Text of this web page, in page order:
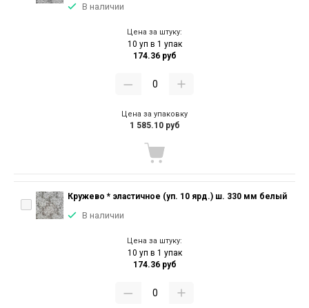
В наличии
Цена за штуку:
10 уп в 1 упак
174.36 руб
Цена за упаковку
1 585.10 руб
Кружево * эластичное (уп. 10 ярд.) ш. 330 мм белый
В наличии
Цена за штуку:
10 уп в 1 упак
174.36 руб